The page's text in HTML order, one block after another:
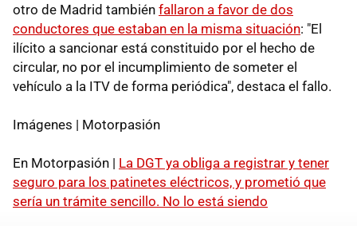
otro de Madrid también fallaron a favor de dos
conductores que estaban en la misma situación: "El
ilícito a sancionar está constituido por el hecho de
circular, no por el incumplimiento de someter el
vehículo a la ITV de forma periódica", destaca el fallo.
Imágenes | Motorpasión
En Motorpasión | La DGT ya obliga a registrar y tener
seguro para los patinetes eléctricos, y prometió que
sería un trámite sencillo. No lo está siendo